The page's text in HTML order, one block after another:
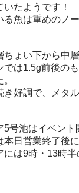
たようです！
魚は重めのノ
ょい下から中
は1.5g前後の
。
好調で、メタ
号池はイベント
日営業終了後
は9時・13時半